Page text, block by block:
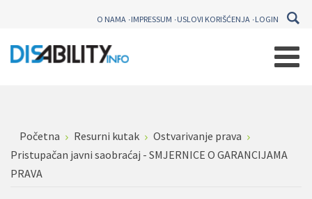
O NAMA IMPRESSUM USLOVI KORIŠĆENJA LOGIN
Početna Resurni kutak
Ostvarivanje prava
Pristupačan javni saobraćaj - SMJERNICE O GARANCIJAMA
PRAVA